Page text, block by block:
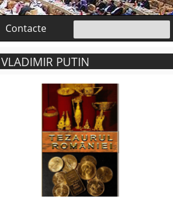
Contacte
PUTIN